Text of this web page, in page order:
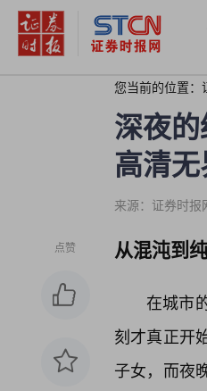
您当前的位置：
深夜
高清
来源：证券时报
点赞 从混沌到
在城市
刻才真正开
子女，而夜